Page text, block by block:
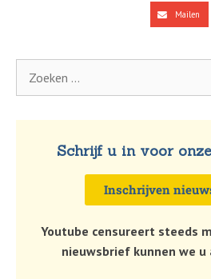
Mailen
Schrijf u in voor
Inschrijven
Youtube censureert steeds
nieuwsbrief kunnen we